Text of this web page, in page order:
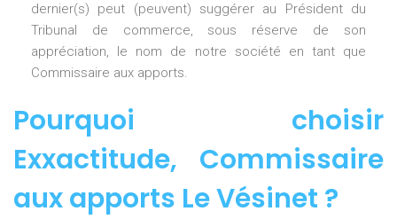
dernier(s) peut (peuvent) suggérer au Président du
Tribunal de commerce, sous réserve de son
appréciation, le nom de notre société en tant que
Commissaire aux apports.
Pourquoi choisir
Exxactitude, Commissaire
aux apports Le Vésinet ?